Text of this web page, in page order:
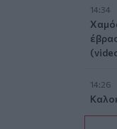
14:34
14:26